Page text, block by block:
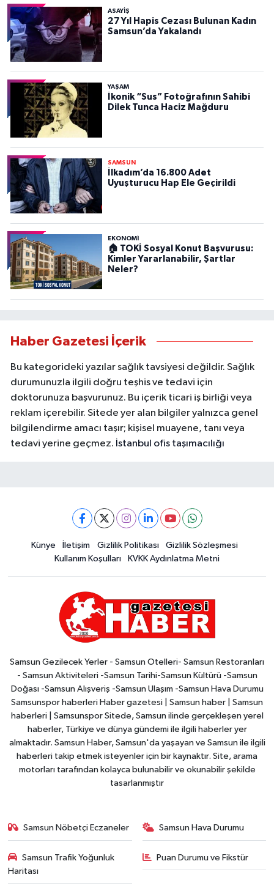
ASAYIŞ
27 Yıl Hapis Cezası Bulunan Kadın
Samsun’da Yakalandı
YAŞAM
İkonik “Sus” Fotoğrafının Sahibi
Dilek Tunca Haciz Mağduru
SAMSUN
İlkadım’da 16.800 Adet
Uyuşturucu Hap Ele Geçirildi
EKONOMİ
🏠 TOKİ Sosyal Konut Başvurusu:
Kimler Yararlanabilir, Şartlar
Neler?
Haber Gazetesi İçerik
Bu kategorideki yazılar sağlık tavsiyesi değildir. Sağlık
durumunuzla ilgili doğru teşhis ve tedavi için
doktorunuza başvurunuz. Bu içerik ticari iş birliği veya
reklam içerebilir. Sitede yer alan bilgiler yalnızca genel
bilgilendirme amacı taşır; kişisel muayene, tanı veya
tedavi yerine geçmez. İstanbul ofis taşımacılığı
Künye İletişim Gizlilik Politikası
Gizlilik Sözleşmesi
Kullanım Koşulları
KVKK Aydınlatma Metni
Samsun Gezilecek Yerler - Samsun Otelleri- Samsun Restoranları
- Samsun Aktiviteleri -Samsun Tarihi-Samsun Kültürü -Samsun
Doğası -Samsun Alışveriş -Samsun Ulaşım -Samsun Hava Durumu
Samsunspor haberleri Haber gazetesi | Samsun haber | Samsun
haberleri | Samsunspor Sitede, Samsun ilinde gerçekleşen yerel
haberler, Türkiye ve dünya gündemi ile ilgili haberler yer
almaktadır. Samsun Haber, Samsun'da yaşayan ve Samsun ile ilgili
haberleri takip etmek isteyenler için bir kaynaktır. Site, arama
motorları tarafından kolayca bulunabilir ve okunabilir şekilde
tasarlanmıştır
Samsun Nöbetçi Eczaneler Samsun Hava Durumu
Samsun Trafik Yoğunluk
Haritası
Puan Durumu ve Fikstür